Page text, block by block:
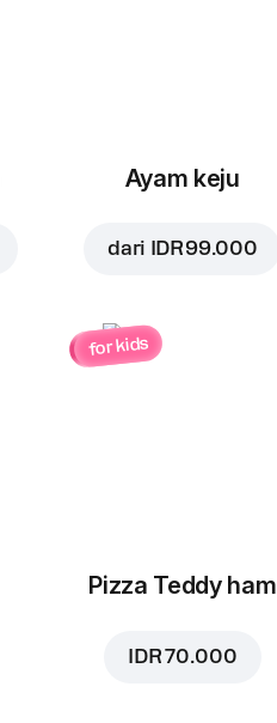
Ayam keju
dari IDR 99.000
for kids
Pizza Teddy ham
IDR 70.000